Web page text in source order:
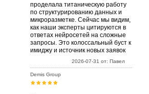
проделала титаническую работу
по структурированию данных и
микроразметке. Сейчас мы видим,
как наши эксперты цитируются в
ответах нейросетей на сложные
запросы. Это колоссальный буст к
имиджу и источник новых заявок
2026-07-31 от: Павел
Demis Group